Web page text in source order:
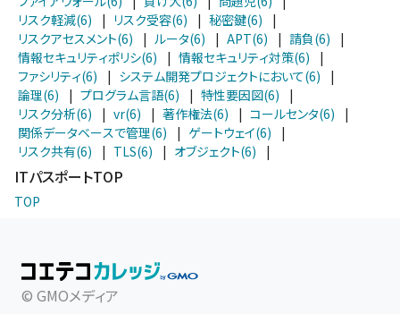
リスク軽減(6)
| リスク受容(6) | 秘密鍵(6)
|
リスクアセスメント(6)
| ルータ(6) | APT(6) | 請負(6)
|
情報セキュリティポリシ(6)
| 情報セキュリティ対策(6)
|
ファシリティ(6)
| システム開発プロジェクトにおいて(6)
|
論理(6)
| プログラム言語(6) | 特性要因図(6)
|
リスク分析(6)
| vr(6) | 著作権法(6) | コールセンタ(6)
|
関係データベースで管理(6)
| ゲートウェイ(6)
|
リスク共有(6)
| TLS(6) | オブジェクト(6) |
ITパスポートTOP
TOP
© GMOメディア